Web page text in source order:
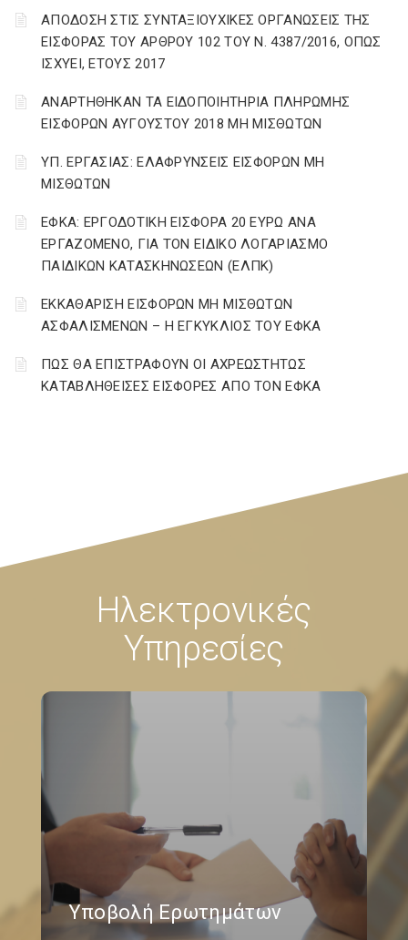
ΑΠΟΔΟΣΗ ΣΤΙΣ ΣΥΝΤΑΞΙΟΥΧΙΚΕΣ ΟΡΓΑΝΩΣΕΙΣ ΤΗΣ
ΕΙΣΦΟΡΑΣ ΤΟΥ ΑΡΘΡΟΥ 102 ΤΟΥ Ν. 4387/2016, ΟΠΩΣ
ΙΣΧΥΕΙ, ΕΤΟΥΣ 2017
ΑΝΑΡΤΗΘΗΚΑΝ ΤΑ ΕΙΔΟΠΟΙΗΤΗΡΙΑ ΠΛΗΡΩΜΗΣ
ΕΙΣΦΟΡΩΝ ΑΥΓΟΥΣΤΟΥ 2018 ΜΗ ΜΙΣΘΩΤΩΝ
ΥΠ. ΕΡΓΑΣΙΑΣ: ΕΛΑΦΡΥΝΣΕΙΣ ΕΙΣΦΟΡΩΝ ΜΗ
ΜΙΣΘΩΤΩΝ
ΕΦΚΑ: ΕΡΓΟΔΟΤΙΚΗ ΕΙΣΦΟΡΑ 20 ΕΥΡΩ ΑΝΑ
ΕΡΓΑΖΟΜΕΝΟ, ΓΙΑ ΤΟΝ ΕΙΔΙΚΟ ΛΟΓΑΡΙΑΣΜΟ
ΠΑΙΔΙΚΩΝ ΚΑΤΑΣΚΗΝΩΣΕΩΝ (ΕΛΠΚ)
ΕΚΚΑΘΑΡΙΣΗ ΕΙΣΦΟΡΩΝ ΜΗ ΜΙΣΘΩΤΩΝ
ΑΣΦΑΛΙΣΜΕΝΩΝ – Η ΕΓΚΥΚΛΙΟΣ ΤΟΥ ΕΦΚΑ
ΠΩΣ ΘΑ ΕΠΙΣΤΡΑΦΟΥΝ ΟΙ ΑΧΡΕΩΣΤΗΤΩΣ
ΚΑΤΑΒΛΗΘΕΙΣΕΣ ΕΙΣΦΟΡΕΣ ΑΠΟ ΤΟΝ ΕΦΚΑ
Ηλεκτρονικές
Υπηρεσίες
Υποβολή Ερωτημάτων